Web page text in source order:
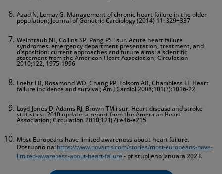
Azad N, Lemay G. Management of chronic heart failure in the older
population; Journal of Geriatric Cardiology (2014) 11: 329−337
Weintraub NL, Collins SP, Pang PS i sur. Acute heart failure
syndromes: emergency department presentation, treatment, and
disposition: current approaches and future aims: a scientific
statement from the American Heart Association; Circulation
2010;122, 1975-1996
Loehr LR, Rosamond WD, Chang PP, Folsom AR, Chambless LE Heart
failure incidence and survival; Am J Cardiol 2008;101(7):1016-22
Loyd-Jones D, Adams RJ, Brown TM i sur. Heart disease and stroke
statistics--2010 update: a report from the American Heart
Association; Circulation 2010;121(7):e46-e215
Most Europeans have limited awareness about heart failure.
Dostupno na: https://www.novartis.com/stories/most-europeans-have-
limited-awareness-about-heart-failure- pristupljeno januara 2023.